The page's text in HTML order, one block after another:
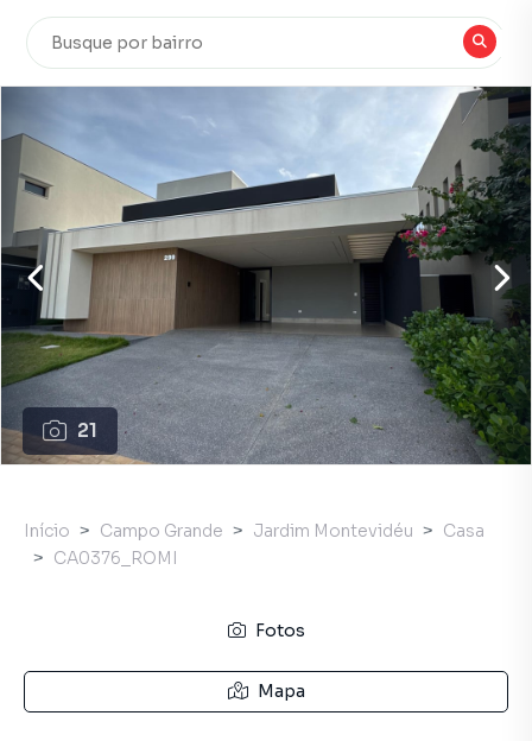
21
Início Campo Grande Jardim Montevidéu
Casa
CA0376_ROMI
Fotos
Mapa